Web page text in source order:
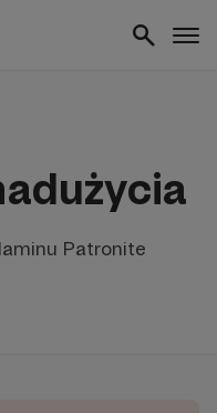
Patronite